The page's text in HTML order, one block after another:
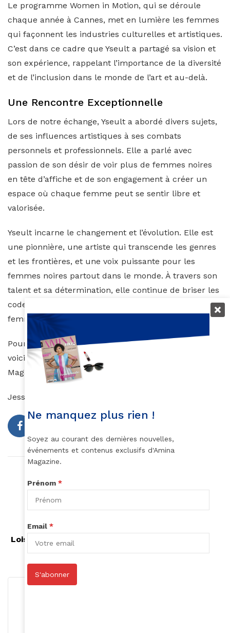
Le programme Women in Motion, qui se déroule
chaque année à Cannes, met en lumière les femmes
qui façonnent les industries culturelles et artistiques.
C’est dans ce cadre que Yseult a partagé sa vision et
son expérience, rappelant l’importance de la diversité
et de l’inclusion dans le monde de l’art et au-delà.
Une Rencontre Exceptionnelle
Lors de notre échange, Yseult a abordé divers sujets,
de ses influences artistiques à ses combats
personnels et professionnels. Elle a parlé avec
passion de son désir de voir plus de femmes noires
en tête d’affiche et de son engagement à créer un
espace où chaque femme peut se sentir libre et
valorisée.
Yseult incarne le changement et l’évolution. Elle est
une pionnière, une artiste qui transcende les genres
et les frontières, et une voix puissante pour les
femmes noires partout dans le monde. À travers son
talent et sa détermination, elle continue de briser les
codes et d’ouvrir la voie à une nouvelle génération de
femmes audacieuses et inspirées.
Pour en savoir plus sur notre rencontre avec Yseult
voici une courte video, restez connectés avec Amina
Magazine.
Jessica Barre
Concours des Jeunes Designers de Mode
Francophones 2024 : une plateforme pour
Lois Eliora Irishura, la petite merveille burundaise
des JO 2024 !
Ne manquez plus rien !
Soyez au courant des dernières nouvelles,
événements et contenus exclusifs d'Amina
Magazine.
Prénom *
Email *
S'abonner